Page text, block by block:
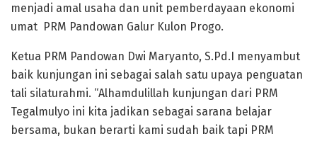
menjadi amal usaha dan unit pemberdayaan ekonomi
umat PRM Pandowan Galur Kulon Progo.
Ketua PRM Pandowan Dwi Maryanto, S.Pd.I menyambut
baik kunjungan ini sebagai salah satu upaya penguatan
tali silaturahmi. “Alhamdulillah kunjungan dari PRM
Tegalmulyo ini kita jadikan sebagai sarana belajar
bersama, bukan berarti kami sudah baik tapi PRM